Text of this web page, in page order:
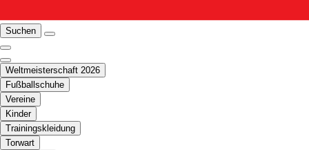
Suchen
Weltmeisterschaft 2026
Fußballschuhe
Vereine
Kinder
Trainingskleidung
Torwart